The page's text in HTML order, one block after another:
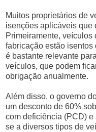
Muitos proprietários de
isenções aplicáveis que
Primeiramente, veículos
fabricação estão isentos
é bastante relevante
veículos, que podem
obrigação anualmente.
Além disso, o governo
um desconto de 60%
com deficiência (PCD)
se a diversos tipos de